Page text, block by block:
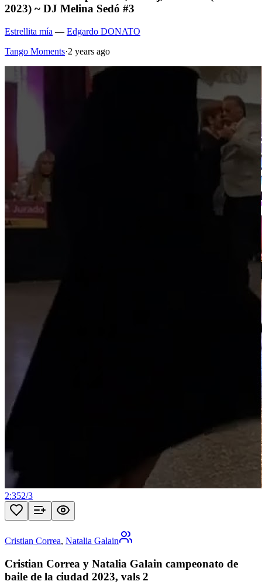
2023) ~ DJ Melina Sedó #3
Estrellita mía — Edgardo DONATO
Tango Moments·2 years ago
2:352/3
Cristian Correa, Natalia Galain
Cristian Correa y Natalia Galain campeonato de
baile de la ciudad 2023, vals 2